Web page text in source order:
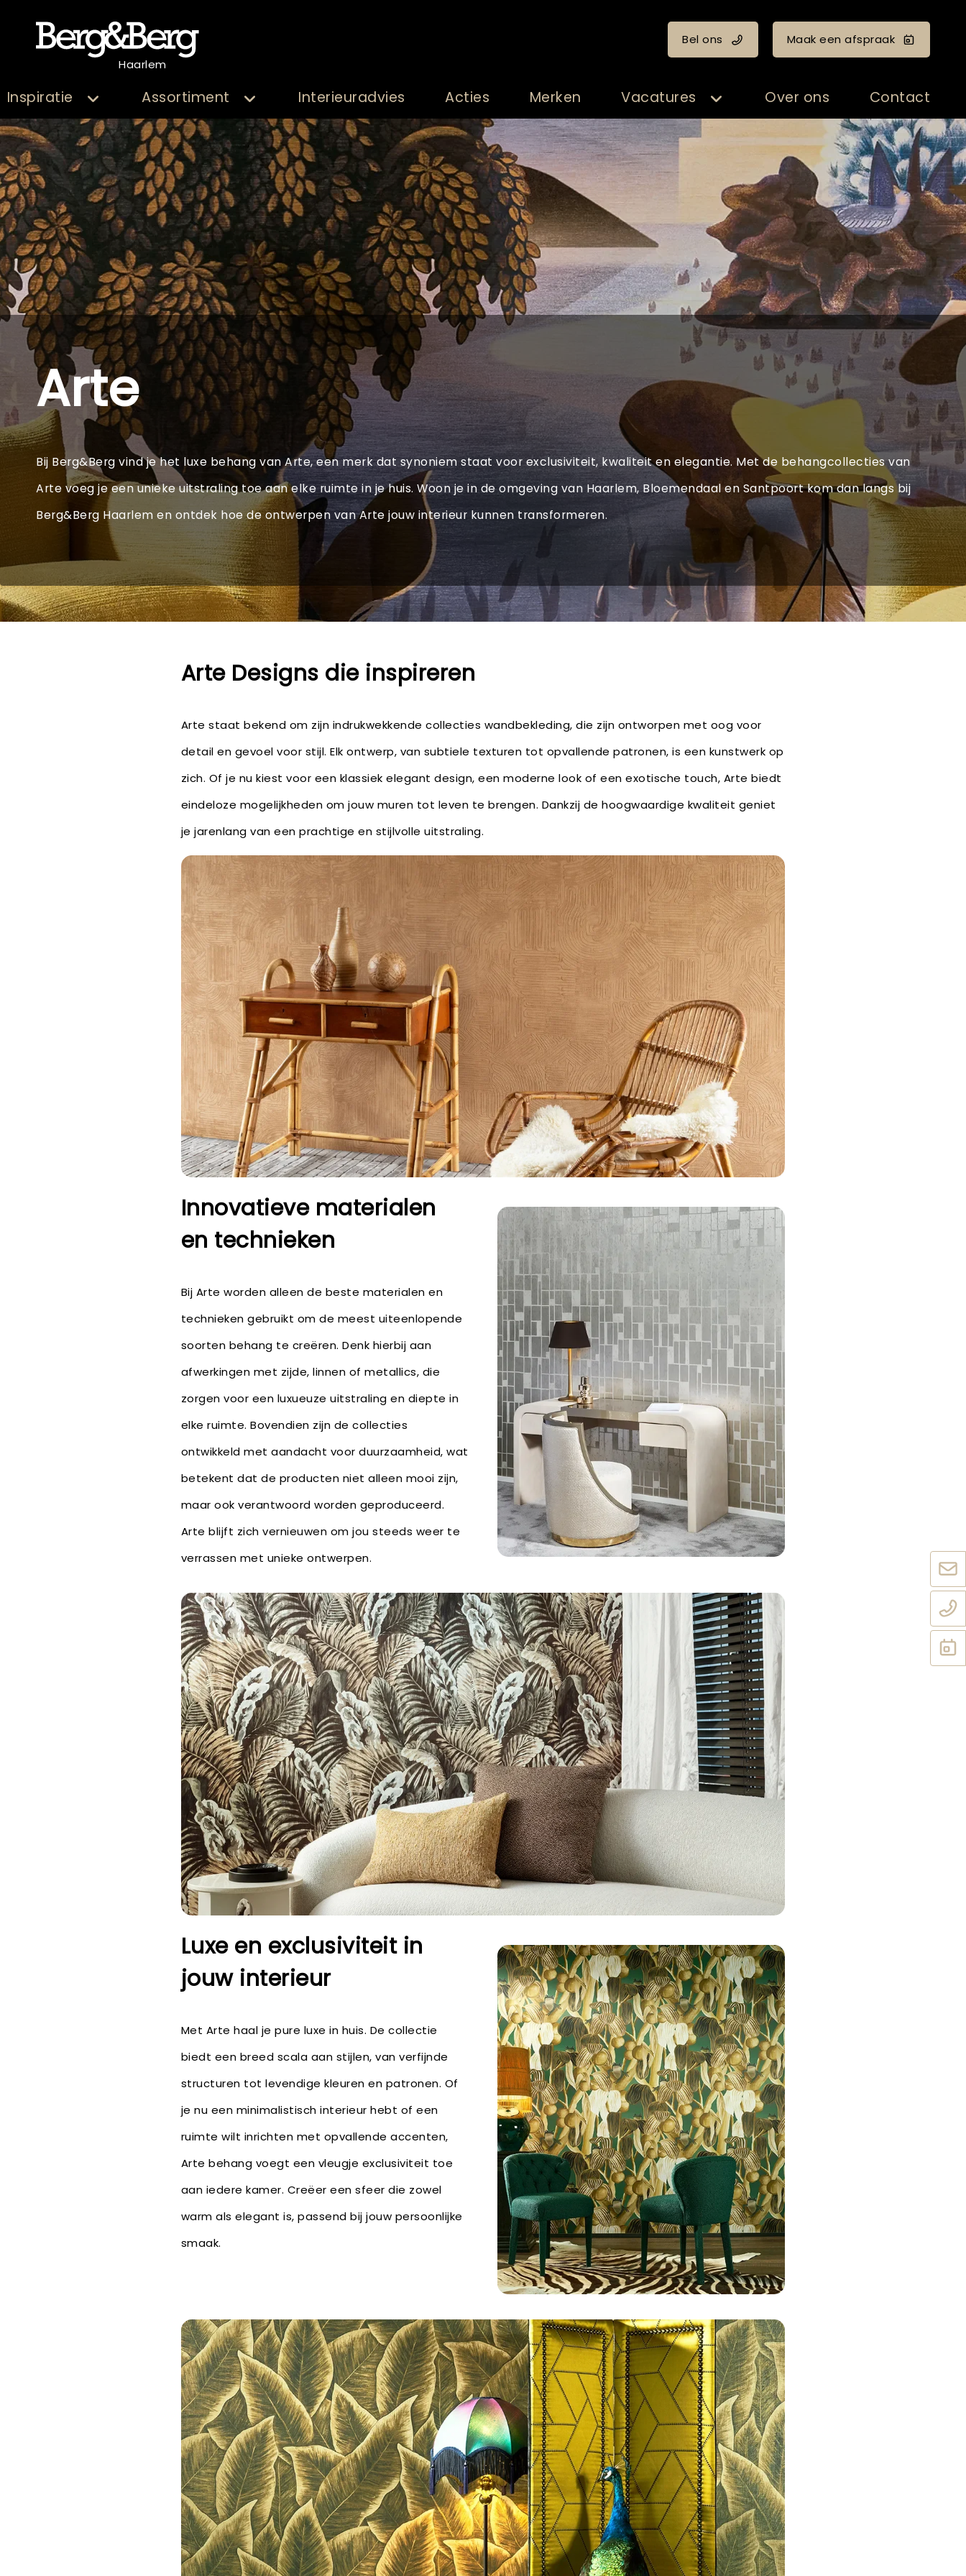
Haarlem
Bel ons Maak een afspraak
Inspiratie Assortiment Interieuradvies Acties Merken Vacatures Over ons Contact
Arte
Bij Berg&Berg vind je het luxe behang van Arte, een merk dat synoniem staat voor exclusiviteit, kwaliteit en elegantie. Met de behangcollecties van
Arte voeg je een unieke uitstraling toe aan elke ruimte in je huis. Woon je in de omgeving van Haarlem, Bloemendaal en Santpoort kom dan langs bij
Berg&Berg Haarlem en ontdek hoe de ontwerpen van Arte jouw interieur kunnen transformeren.
Arte Designs die inspireren
Arte staat bekend om zijn indrukwekkende collecties wandbekleding, die zijn ontworpen met oog voor
detail en gevoel voor stijl. Elk ontwerp, van subtiele texturen tot opvallende patronen, is een kunstwerk op
zich. Of je nu kiest voor een klassiek elegant design, een moderne look of een exotische touch, Arte biedt
eindeloze mogelijkheden om jouw muren tot leven te brengen. Dankzij de hoogwaardige kwaliteit geniet
je jarenlang van een prachtige en stijlvolle uitstraling.
Innovatieve materialen
en technieken
Bij Arte worden alleen de beste materialen en
technieken gebruikt om de meest uiteenlopende
soorten behang te creëren. Denk hierbij aan
afwerkingen met zijde, linnen of metallics, die
zorgen voor een luxueuze uitstraling en diepte in
elke ruimte. Bovendien zijn de collecties
ontwikkeld met aandacht voor duurzaamheid, wat
betekent dat de producten niet alleen mooi zijn,
maar ook verantwoord worden geproduceerd.
Arte blijft zich vernieuwen om jou steeds weer te
verrassen met unieke ontwerpen.
Luxe en exclusiviteit in
jouw interieur
Met Arte haal je pure luxe in huis. De collectie
biedt een breed scala aan stijlen, van verfijnde
structuren tot levendige kleuren en patronen. Of
je nu een minimalistisch interieur hebt of een
ruimte wilt inrichten met opvallende accenten,
Arte behang voegt een vleugje exclusiviteit toe
aan iedere kamer. Creëer een sfeer die zowel
warm als elegant is, passend bij jouw persoonlijke
smaak.